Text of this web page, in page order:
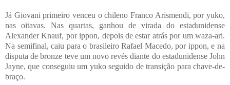
Já Giovani primeiro venceu o chileno Franco Arismendi, por yuko,
nas oitavas. Nas quartas, ganhou de virada do estadunidense
Alexander Knauf, por ippon, depois de estar atrás por um waza-ari.
Na semifinal, caiu para o brasileiro Rafael Macedo, por ippon, e na
disputa de bronze teve um novo revés diante do estadunidense John
Jayne, que conseguiu um yuko seguido de transição para chave-de-
braço.